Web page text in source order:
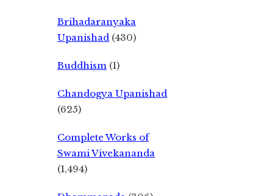
Brihadaranyaka
Upanishad (430)
Buddhism (1)
Chandogya Upanishad
(625)
Complete Works of
Swami Vivekananda
(1,494)